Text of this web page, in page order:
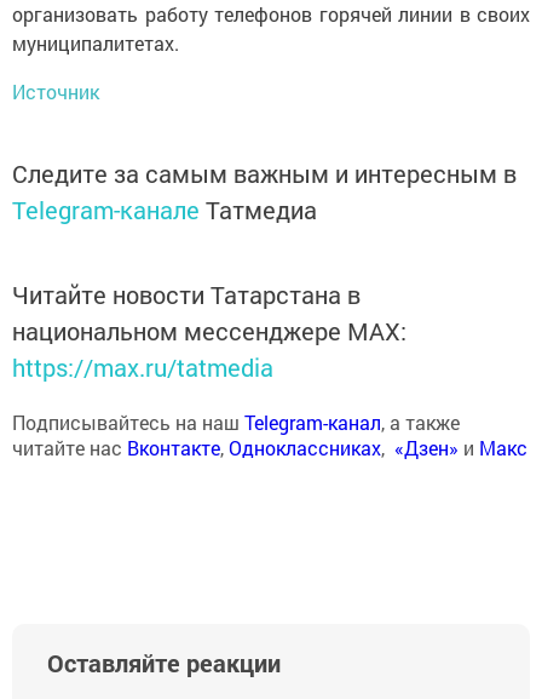
организовать работу телефонов горячей линии в своих
муниципалитетах.
Источник
Следите за самым важным и интересным в
Telegram-канале Татмедиа
Читайте новости Татарстана в
национальном мессенджере MАХ:
https://max.ru/tatmedia
Подписывайтесь на наш Telegram-канал, а также
читайте нас Вконтакте,Одноклассниках, «Дзен» и Макс
Оставляйте реакции